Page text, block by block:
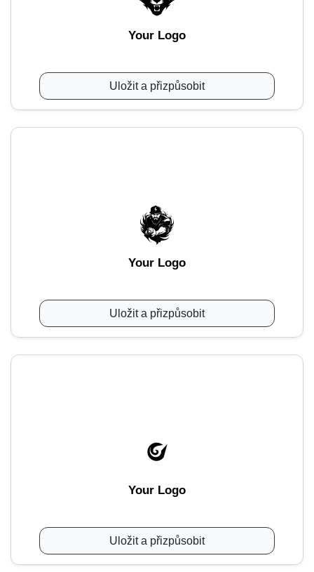
Your Logo
Uložit a přizpůsobit
Your Logo
Uložit a přizpůsobit
Your Logo
Uložit a přizpůsobit